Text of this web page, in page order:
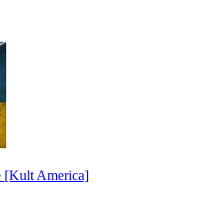
[Kult America]